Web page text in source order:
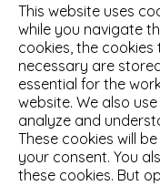
This website uses
while you navigate
cookies, the
necessary are
essential for the
website. We also
analyze and
These cookies will
your consent. You
these cookies. But